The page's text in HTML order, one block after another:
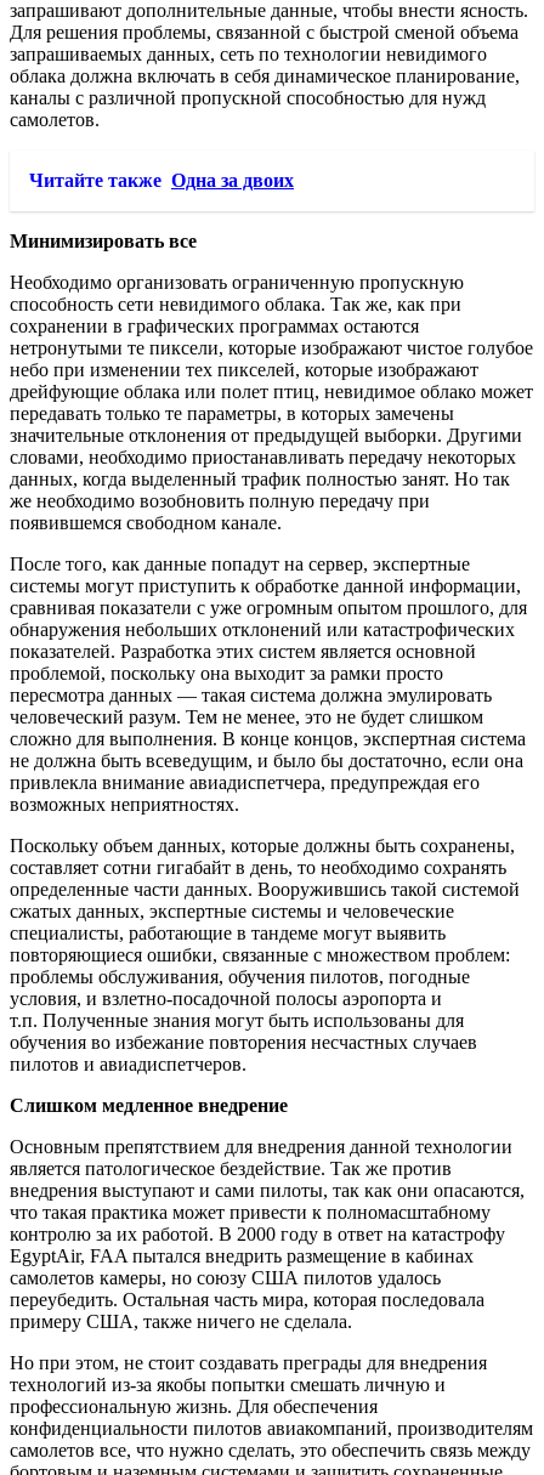
запрашивают дополнительные данные, чтобы внести ясность.
Для решения проблемы, связанной с быстрой сменой объема
запрашиваемых данных, сеть по технологии невидимого
облака должна включать в себя динамическое планирование,
каналы с различной пропускной способностью для нужд
самолетов.
Читайте также Одна за двоих
Минимизировать все
Необходимо организовать ограниченную пропускную
способность сети невидимого облака. Так же, как при
сохранении в графических программах остаются
нетронутыми те пиксели, которые изображают чистое голубое
небо при изменении тех пикселей, которые изображают
дрейфующие облака или полет птиц, невидимое облако может
передавать только те параметры, в которых замечены
значительные отклонения от предыдущей выборки. Другими
словами, необходимо приостанавливать передачу некоторых
данных, когда выделенный трафик полностью занят. Но так
же необходимо возобновить полную передачу при
появившемся свободном канале.
После того, как данные попадут на сервер, экспертные
системы могут приступить к обработке данной информации,
сравнивая показатели с уже огромным опытом прошлого, для
обнаружения небольших отклонений или катастрофических
показателей. Разработка этих систем является основной
проблемой, поскольку она выходит за рамки просто
пересмотра данных — такая система должна эмулировать
человеческий разум. Тем не менее, это не будет слишком
сложно для выполнения. В конце концов, экспертная система
не должна быть всеведущим, и было бы достаточно, если она
привлекла внимание авиадиспетчера, предупреждая его
возможных неприятностях.
Поскольку объем данных, которые должны быть сохранены,
составляет сотни гигабайт в день, то необходимо сохранять
определенные части данных. Вооружившись такой системой
сжатых данных, экспертные системы и человеческие
специалисты, работающие в тандеме могут выявить
повторяющиеся ошибки, связанные с множеством проблем:
проблемы обслуживания, обучения пилотов, погодные
условия, и взлетно-посадочной полосы аэропорта и
т.п. Полученные знания могут быть использованы для
обучения во избежание повторения несчастных случаев
пилотов и авиадиспетчеров.
Слишком медленное внедрение
Основным препятствием для внедрения данной технологии
является патологическое бездействие. Так же против
внедрения выступают и сами пилоты, так как они опасаются,
что такая практика может привести к полномасштабному
контролю за их работой. В 2000 году в ответ на катастрофу
EgyptAir, FAA пытался внедрить размещение в кабинах
самолетов камеры, но союзу США пилотов удалось
переубедить. Остальная часть мира, которая последовала
примеру США, также ничего не сделала.
Но при этом, не стоит создавать преграды для внедрения
технологий из-за якобы попытки смешать личную и
профессиональную жизнь. Для обеспечения
конфиденциальности пилотов авиакомпаний, производителям
самолетов все, что нужно сделать, это обеспечить связь между